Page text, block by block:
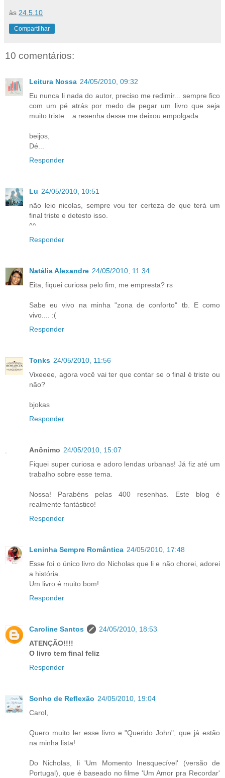
às 24.5.10
Compartilhar
10 comentários:
Leitura Nossa 24/05/2010, 09:32
Eu nunca li nada do autor, preciso me redimir... sempre fico
com um pé atrás por medo de pegar um livro que seja
muito triste... a resenha desse me deixou empolgada...
beijos,
Dé...
Responder
Lu 24/05/2010, 10:51
não leio nicolas, sempre vou ter certeza de que terá um
final triste e detesto isso.
^^
Responder
Natália Alexandre 24/05/2010, 11:34
Eita, fiquei curiosa pelo fim, me empresta? rs
Sabe eu vivo na minha "zona de conforto" tb. E como
vivo.... :(
Responder
Tonks 24/05/2010, 11:56
Vixeeee, agora você vai ter que contar se o final é triste ou
não?
bjokas
Responder
Anônimo 24/05/2010, 15:07
Fiquei super curiosa e adoro lendas urbanas! Já fiz até um
trabalho sobre esse tema.
Nossa! Parabéns pelas 400 resenhas. Este blog é
realmente fantástico!
Responder
Leninha Sempre Romântica 24/05/2010, 17:48
Esse foi o único livro do Nicholas que li e não chorei, adorei
a história.
Um livro é muito bom!
Responder
Caroline Santos
24/05/2010, 18:53
ATENÇÃO!!!!
O livro tem final feliz
Responder
Sonho de Reflexão 24/05/2010, 19:04
Carol,
Quero muito ler esse livro e "Querido John", que já estão
na minha lista!
Do Nicholas, li 'Um Momento Inesquecível' (versão de
Portugal), que é baseado no filme 'Um Amor pra Recordar'